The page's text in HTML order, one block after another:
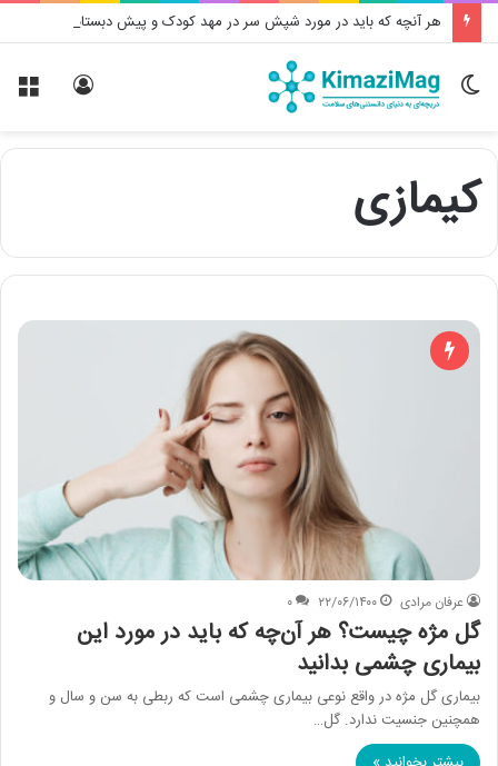
تغییر
کیمازی
عرفان مرادی ۲۲/۰۶/۱۴۰۰ ۰
گل مژه چیست؟ هر آن‌چه که باید در مورد این
بیماری چشمی بدانید
بیماری گل مژه در واقع نوعی بیماری چشمی است که ربطی به سن و سال و
همچنین جنسیت ندارد. گل…